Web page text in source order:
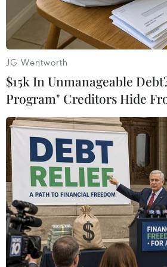
Dây chuyền chế biến thịt lợn tại nhà
Công nghệ thực phẩm Vinh Anh,
(Ảnh: Vũ Sinh/
JG Wentworth
$15k In Unmanageable
Program" Creditors Hide